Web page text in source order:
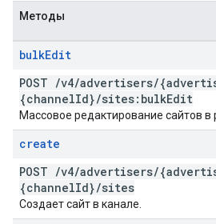
Методы
bulkEdit
POST /v4/advertisers/
{channelId}/sites:bulkEdit
Массовое редактирование сайтов в
create
POST /v4/advertisers/
{channelId}/sites
Создает сайт в канале.